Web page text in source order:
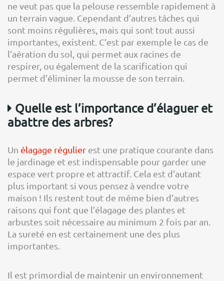
ne veut pas que la pelouse ressemble rapidement à
un terrain vague. Cependant d’autres tâches qui
sont moins régulières, mais qui sont tout aussi
importantes, existent. C’est par exemple le cas de
l’aération du sol, qui permet aux racines de
respirer, ou également de la scarification qui
permet d’éliminer la mousse de son terrain.
Quelle est l’importance d’élaguer et
abattre des arbres?
Un élagage régulier est une pratique courante dans
le jardinage et est indispensable pour garder une
espace vert propre et attractif. Cela est d’autant
plus important si vous pensez à vendre votre
maison ! Ils restent tout de même bien d’autres
raisons qui font que l’élagage des plantes et
arbustes soit nécessaire au minimum 2 fois par an.
La sureté en est certainement une des plus
importantes.
Il est primordial de maintenir un environnement